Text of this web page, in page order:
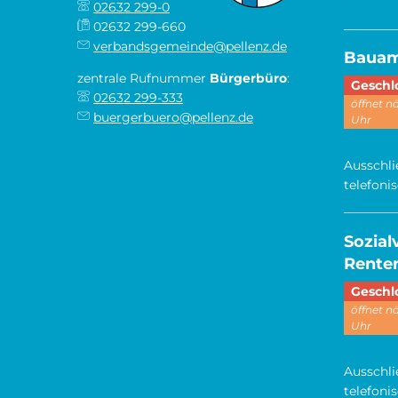
02632 299-0
02632 299-660
verbandsgemeinde@pellenz.de
zentrale Rufnummer Bürgerbüro:
02632 299-333
buergerbuero@pellenz.de
öffnet
Uhr
öffnet
Uhr